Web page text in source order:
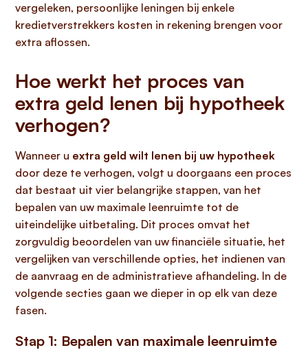
vergeleken, persoonlijke leningen bij enkele
kredietverstrekkers kosten in rekening brengen voor
extra aflossen.
Hoe werkt het proces van
extra geld lenen bij hypotheek
verhogen?
Wanneer u extra geld wilt lenen bij uw hypotheek
door deze te verhogen, volgt u doorgaans een proces
dat bestaat uit vier belangrijke stappen, van het
bepalen van uw maximale leenruimte tot de
uiteindelijke uitbetaling. Dit proces omvat het
zorgvuldig beoordelen van uw financiële situatie, het
vergelijken van verschillende opties, het indienen van
de aanvraag en de administratieve afhandeling. In de
volgende secties gaan we dieper in op elk van deze
fasen.
Stap 1: Bepalen van maximale leenruimte